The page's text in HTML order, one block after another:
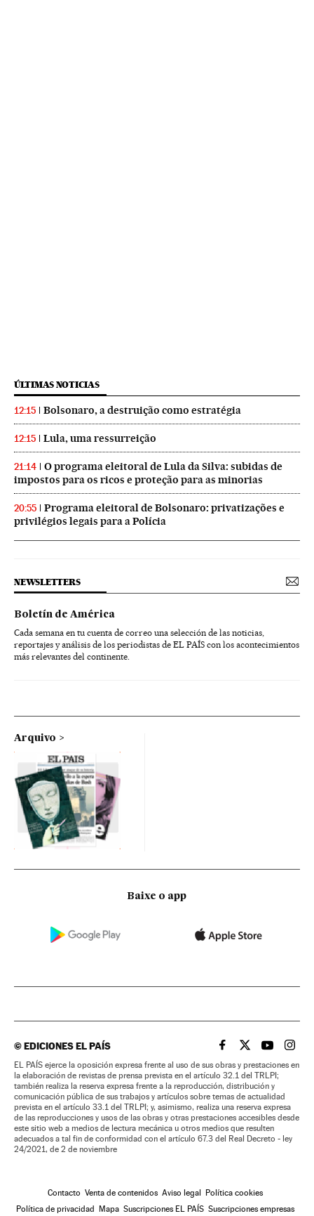
ÚLTIMAS NOTICIAS
12:15 Bolsonaro, a destruição como estratégia
12:15 Lula, uma ressurreição
21:14
O programa eleitoral de Lula da Silva: subidas de
impostos para os ricos e proteção para as minorias
20:55
Programa eleitoral de Bolsonaro: privatizações e
privilégios legais para a Polícia
NEWSLETTERS
Boletín de América
Cada semana en tu cuenta de correo una selección de las noticias,
reportajes y análisis de los periodistas de EL PAÍS con los acontecimientos
más relevantes del continente.
Arquivo
Baixe o app
©EDICIONES EL PAÍS EL PAÍS BRASIL EN
EL PAÍSEL PAÍS
EL
EL PAÍS ejerce la oposición expresa frente al uso de sus obras y prestaciones en
la elaboración de revistas de prensa prevista en el artículo 32.1 del TRLPI;
también realiza la reserva expresa frente a la reproducción, distribución y
comunicación pública de sus trabajos y artículos sobre temas de actualidad
prevista en el artículo 33.1 del TRLPI; y, asimismo, realiza una reserva expresa
de las reproducciones y usos de las obras y otras prestaciones accesibles desde
este sitio web a medios de lectura mecánica u otros medios que resulten
adecuados a tal fin de conformidad con el artículo 67.3 del Real Decreto - ley
24/2021, de 2 de noviembre
Contacto Venta de contenidos Aviso legal
Política cookies
Política de privacidad
Mapa Suscripciones EL PAÍS Suscripciones empresas